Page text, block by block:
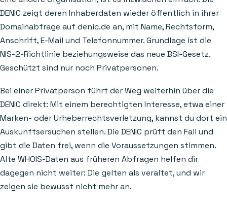
DENIC zeigt deren Inhaberdaten wieder öffentlich in ihrer
Domainabfrage auf denic.de an, mit Name, Rechtsform,
Anschrift, E-Mail und Telefonnummer. Grundlage ist die
NIS-2-Richtlinie beziehungsweise das neue BSI-Gesetz.
Geschützt sind nur noch Privatpersonen.
Bei einer Privatperson führt der Weg weiterhin über die
DENIC direkt: Mit einem berechtigten Interesse, etwa einer
Marken- oder Urheberrechtsverletzung, kannst du dort ein
Auskunftsersuchen stellen. Die DENIC prüft den Fall und
gibt die Daten frei, wenn die Voraussetzungen stimmen.
Alte WHOIS-Daten aus früheren Abfragen helfen dir
dagegen nicht weiter: Die gelten als veraltet, und wir
zeigen sie bewusst nicht mehr an.